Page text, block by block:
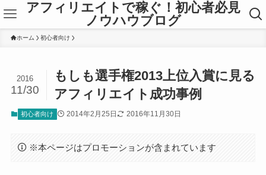
アフィリエイトで稼ぐ！初心者必見
ノウハウブログ
ホーム 初心者向け
もしも選手権2013上位入賞に見る
アフィリエイト成功事例
2016
11/30
初心者向け 2014年2月25日 2016年11月30日
※本ページはプロモーションが含まれています